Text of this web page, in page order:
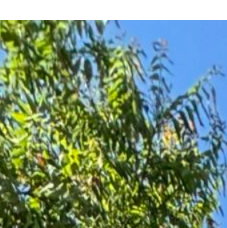
Bici”,
e